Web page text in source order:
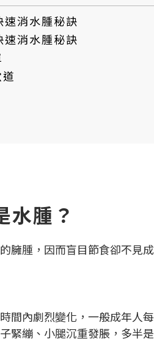
消水腫秘訣
消水腫秘訣
水腫？
臃腫，因而盲目節食卻不見
間內劇烈變化，一般成年人
緊繃、小腿沉重發脹，多半